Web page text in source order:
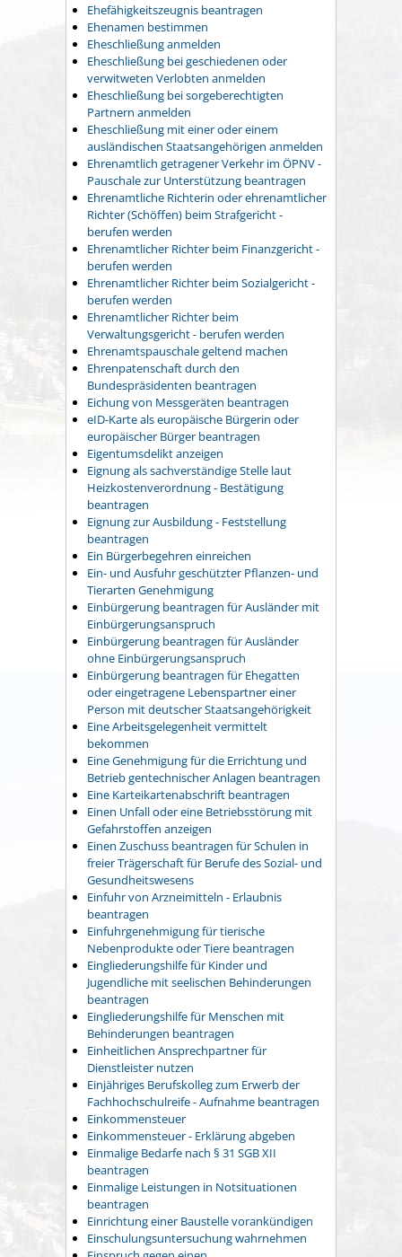
Ehefähigkeitszeugnis beantragen
Ehenamen bestimmen
Eheschließung anmelden
Eheschließung bei geschiedenen oder
verwitweten Verlobten anmelden
Eheschließung bei sorgeberechtigten
Partnern anmelden
Eheschließung mit einer oder einem
ausländischen Staatsangehörigen anmelden
Ehrenamtlich getragener Verkehr im ÖPNV -
Pauschale zur Unterstützung beantragen
Ehrenamtliche Richterin oder ehrenamtlicher
Richter (Schöffen) beim Strafgericht -
berufen werden
Ehrenamtlicher Richter beim Finanzgericht -
berufen werden
Ehrenamtlicher Richter beim Sozialgericht -
berufen werden
Ehrenamtlicher Richter beim
Verwaltungsgericht - berufen werden
Ehrenamtspauschale geltend machen
Ehrenpatenschaft durch den
Bundespräsidenten beantragen
Eichung von Messgeräten beantragen
eID-Karte als europäische Bürgerin oder
europäischer Bürger beantragen
Eigentumsdelikt anzeigen
Eignung als sachverständige Stelle laut
Heizkostenverordnung - Bestätigung
beantragen
Eignung zur Ausbildung - Feststellung
beantragen
Ein Bürgerbegehren einreichen
Ein- und Ausfuhr geschützter Pflanzen- und
Tierarten Genehmigung
Einbürgerung beantragen für Ausländer mit
Einbürgerungsanspruch
Einbürgerung beantragen für Ausländer
ohne Einbürgerungsanspruch
Einbürgerung beantragen für Ehegatten
oder eingetragene Lebenspartner einer
Person mit deutscher Staatsangehörigkeit
Eine Arbeitsgelegenheit vermittelt
bekommen
Eine Genehmigung für die Errichtung und
Betrieb gentechnischer Anlagen beantragen
Eine Karteikartenabschrift beantragen
Einen Unfall oder eine Betriebsstörung mit
Gefahrstoffen anzeigen
Einen Zuschuss beantragen für Schulen in
freier Trägerschaft für Berufe des Sozial- und
Gesundheitswesens
Einfuhr von Arzneimitteln - Erlaubnis
beantragen
Einfuhrgenehmigung für tierische
Nebenprodukte oder Tiere beantragen
Eingliederungshilfe für Kinder und
Jugendliche mit seelischen Behinderungen
beantragen
Eingliederungshilfe für Menschen mit
Behinderungen beantragen
Einheitlichen Ansprechpartner für
Dienstleister nutzen
Einjähriges Berufskolleg zum Erwerb der
Fachhochschulreife - Aufnahme beantragen
Einkommensteuer
Einkommensteuer - Erklärung abgeben
Einmalige Bedarfe nach § 31 SGB XII
beantragen
Einmalige Leistungen in Notsituationen
beantragen
Einrichtung einer Baustelle vorankündigen
Einschulungsuntersuchung wahrnehmen